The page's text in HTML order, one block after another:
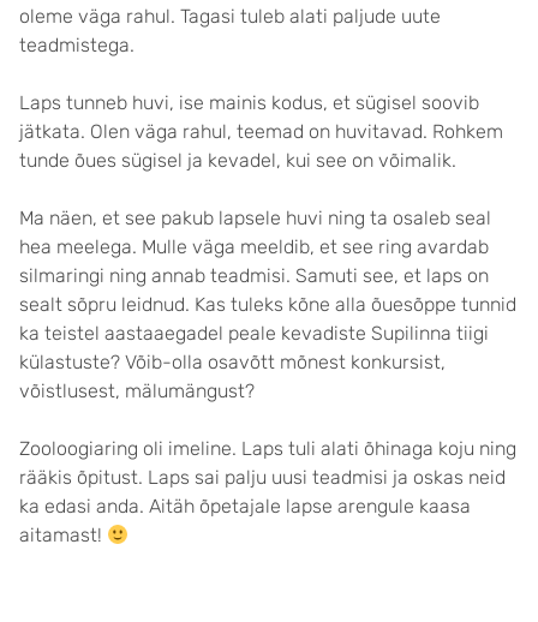
oleme väga rahul. Tagasi tuleb alati paljude uute
teadmistega.
Laps tunneb huvi, ise mainis kodus, et sügisel soovib
jätkata. Olen väga rahul, teemad on huvitavad. Rohkem
tunde õues sügisel ja kevadel, kui see on võimalik.
Ma näen, et see pakub lapsele huvi ning ta osaleb seal
hea meelega. Mulle väga meeldib, et see ring avardab
silmaringi ning annab teadmisi. Samuti see, et laps on
sealt sõpru leidnud. Kas tuleks kõne alla õuesõppe tunnid
ka teistel aastaaegadel peale kevadiste Supilinna tiigi
külastuste? Võib-olla osavõtt mõnest konkursist,
võistlusest, mälumängust?
Zooloogiaring oli imeline. Laps tuli alati õhinaga koju ning
rääkis õpitust. Laps sai palju uusi teadmisi ja oskas neid
ka edasi anda. Aitäh õpetajale lapse arengule kaasa
aitamast!